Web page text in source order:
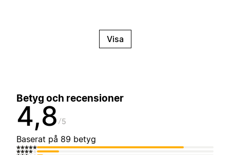
Visa
Betyg och recensioner
4,8 5
Baserat på 89 betyg